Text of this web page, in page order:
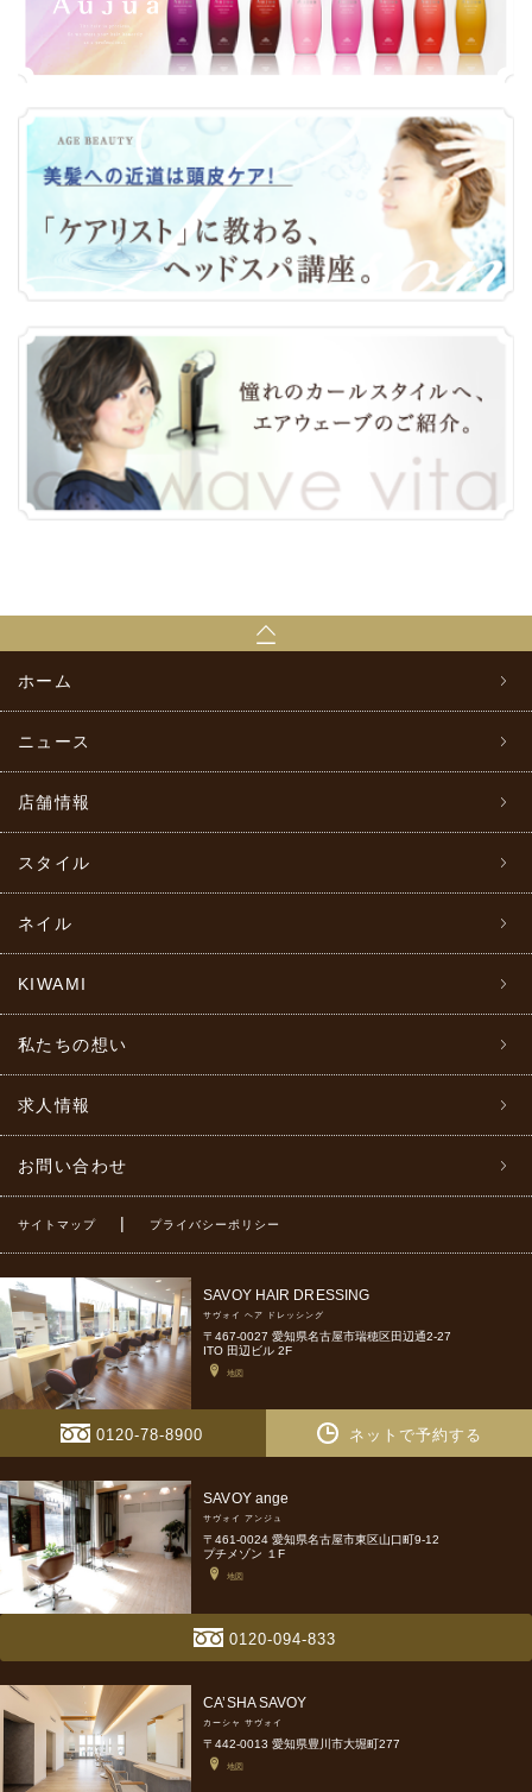
ホーム
ニュース
店舗情報
スタイル
ネイル
KIWAMI
私たちの想い
求人情報
お問い合わせ
サイトマップ | プライバシーポリシー
SAVOY HAIR DRESSING
サヴォイ ヘア ドレッシング
〒467-0027 愛知県名古屋市瑞穂区田辺通2-27
ITO 田辺ビル 2F
地図
0120-78-8900 ネットで予約する
SAVOY ange
サヴォイ アンジュ
〒461-0024 愛知県名古屋市東区山口町9-12
プチメゾン １F
地図
0120-094-833
CA’SHA SAVOY
カーシャ サヴォイ
〒442-0013 愛知県豊川市大堀町277
地図